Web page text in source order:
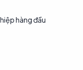
hàng đầu